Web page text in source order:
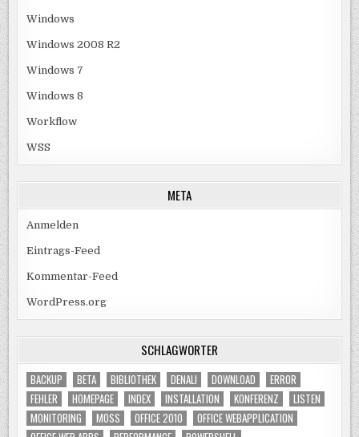
Windows
Windows 2008 R2
Windows 7
Windows 8
Workflow
WSS
META
Anmelden
Eintrags-Feed
Kommentar-Feed
WordPress.org
SCHLAGWÖRTER
BACKUP BETA BIBLIOTHEK DENALI DOWNLOAD
ERROR
FEHLER
HOMEPAGE INDEX INSTALLATION KONFERENZ
LISTEN
MONITORING
MOSS OFFICE 2010
OFFICE WEBAPPLICATION